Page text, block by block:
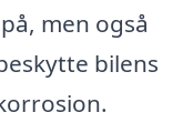
men også
bilens